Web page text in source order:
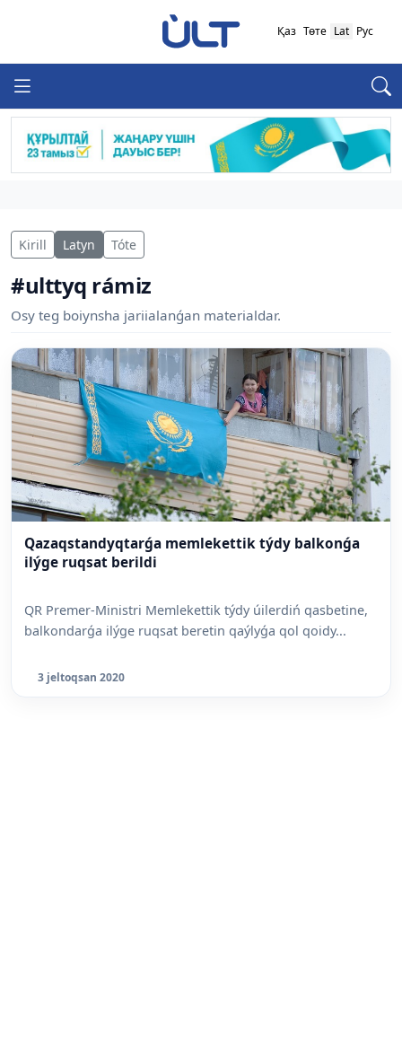
Қаз Төте Lat Рус
Kirill Latyn Tóte
#ulttyq rámiz
Osy teg boiynsha jariialanǵan materialdar.
Qazaqstandyqtarǵa memlekettik týdy balkonǵa
ilýge ruqsat berildi
QR Premer-Ministri Memlekettik týdy úilerdiń qasbetine,
balkondarǵa ilýge ruqsat beretin qaýlyǵa qol qoidy...
3 jeltoqsan 2020